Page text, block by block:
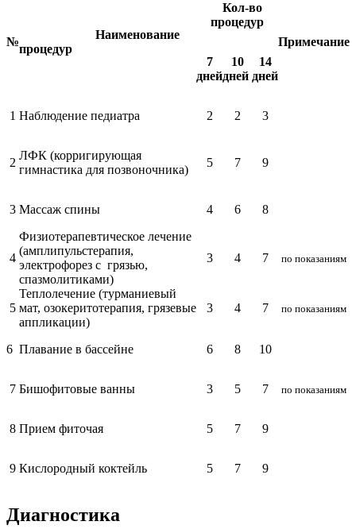
№
Наименование
процедур
Кол-во
процедур
Примечание
7
дней
10
дней
14
дней
1 Наблюдение педиатра 2 2 3
2
ЛФК (корригирующая
гимнастика для позвоночника)
5 7 9
3 Массаж спины 4 6 8
4
Физиотерапевтическое лечение
(амплипульстерапия,
электрофорез с грязью,
спазмолитиками)
3 4 7 по показаниям
5
Теплолечение (турманиевый
мат, озокеритотерапия, грязевые
аппликации)
3 4 7 по показаниям
6 Плавание в бассейне 6 8 10
7 Бишофитовые ванны 3 5 7 по показаниям
8 Прием фиточая 5 7 9
9 Кислородный коктейль 5 7 9
Диагностика